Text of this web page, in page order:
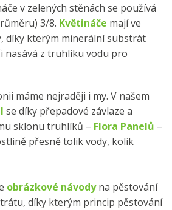
v zelených stěnách se používá
3/8. Květináče mají ve
díky kterým minerální substrát
nasává z truhlíku vodu pro
máme nejraději i my. V našem
se díky přepadové závlaze a
sklonu truhlíků – Flora Panelů –
přesně tolik vody, kolik
obrázkové návodyna pěstování
díky kterým princip pěstování